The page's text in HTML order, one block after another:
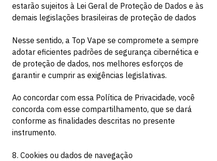
estarão sujeitos à Lei Geral de Proteção de Dados e às
demais legislações brasileiras de proteção de dados
Nesse sentido, a Top Vape se compromete a sempre
adotar eficientes padrões de segurança cibernética e
de proteção de dados, nos melhores esforços de
garantir e cumprir as exigências legislativas.
Ao concordar com essa Política de Privacidade, você
concorda com esse compartilhamento, que se dará
conforme as finalidades descritas no presente
instrumento.
8. Cookies ou dados de navegação